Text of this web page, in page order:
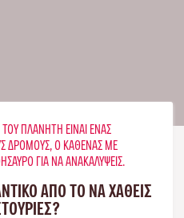
ΠΛΑΝΉΤΗ ΕΊΝΑΙ ΈΝΑΣ
ΔΡΌΜΟΥΣ, Ο ΚΑΘΈΝΑΣ ΜΕ
ΓΙΑ ΝΑ ΑΝΑΚΑΛΎΨΕΙΣ.
ΑΠΟ ΤΟ ΝΑ ΧΑΘΕΙΣ